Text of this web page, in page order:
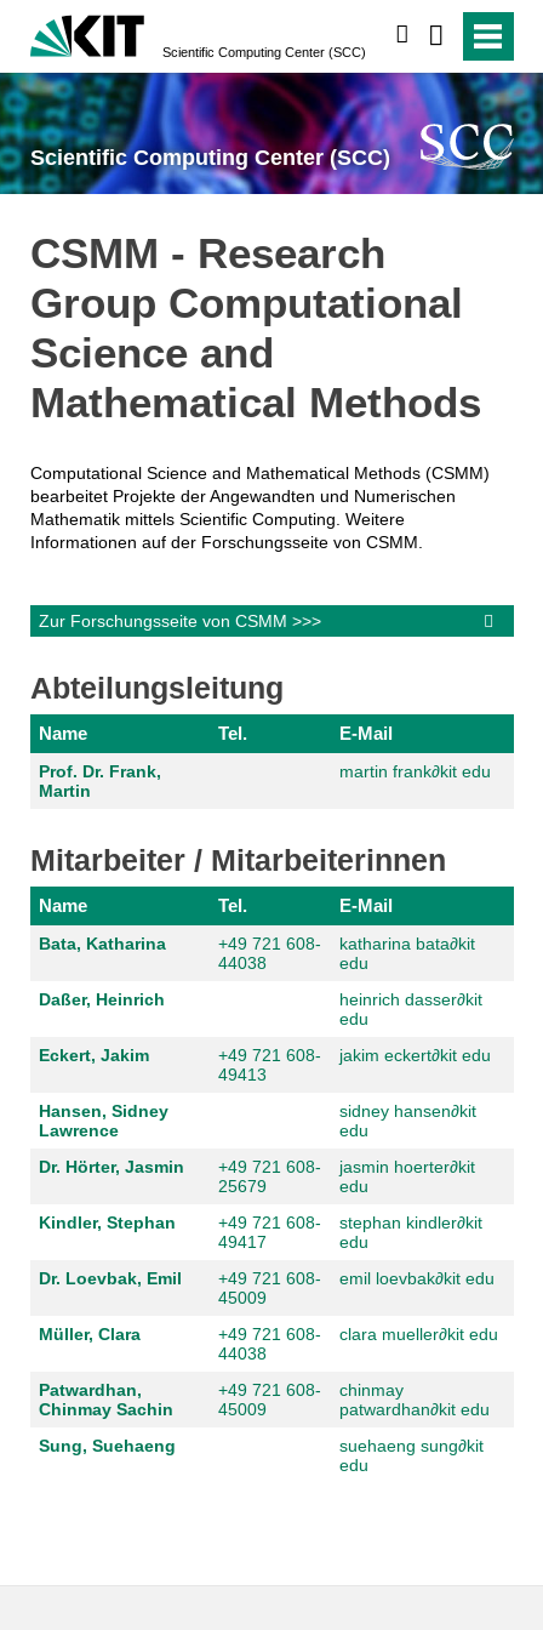
Scientific Computing Center (SCC)
Scientific Computing Center (SCC)
CSMM - Research
Group Computational
Science and
Mathematical Methods
Computational Science and Mathematical Methods (CSMM)
bearbeitet Projekte der Angewandten und Numerischen
Mathematik mittels Scientific Computing. Weitere
Informationen auf der Forschungsseite von CSMM.
Zur Forschungsseite von CSMM >>> 
Abteilungsleitung
Name Tel. E-Mail
Prof. Dr. Frank,
Martin
martin frank∂kit edu
Mitarbeiter / Mitarbeiterinnen
Name Tel. E-Mail
Bata, Katharina
+49 721 608-
44038
katharina bata∂kit
edu
Daßer, Heinrich
heinrich dasser∂kit
edu
Eckert, Jakim
+49 721 608-
49413
jakim eckert∂kit edu
Hansen, Sidney
Lawrence
sidney hansen∂kit
edu
Dr. Hörter, Jasmin
+49 721 608-
25679
jasmin hoerter∂kit
edu
Kindler, Stephan
+49 721 608-
49417
stephan kindler∂kit
edu
Dr. Loevbak, Emil
+49 721 608-
45009
emil loevbak∂kit edu
Müller, Clara
+49 721 608-
44038
clara mueller∂kit edu
Patwardhan,
Chinmay Sachin
+49 721 608-
45009
chinmay
patwardhan∂kit edu
Sung, Suehaeng
suehaeng sung∂kit
edu